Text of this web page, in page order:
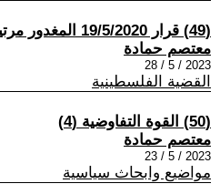
(49) قرار 19/5/2020 المغدور مرتين
معتصم حمادة
2023 / 5 / 28
القضية الفلسطينية
(50) القوة التفاوضية (4)
معتصم حمادة
2023 / 5 / 23
مواضيع وابحاث سياسية